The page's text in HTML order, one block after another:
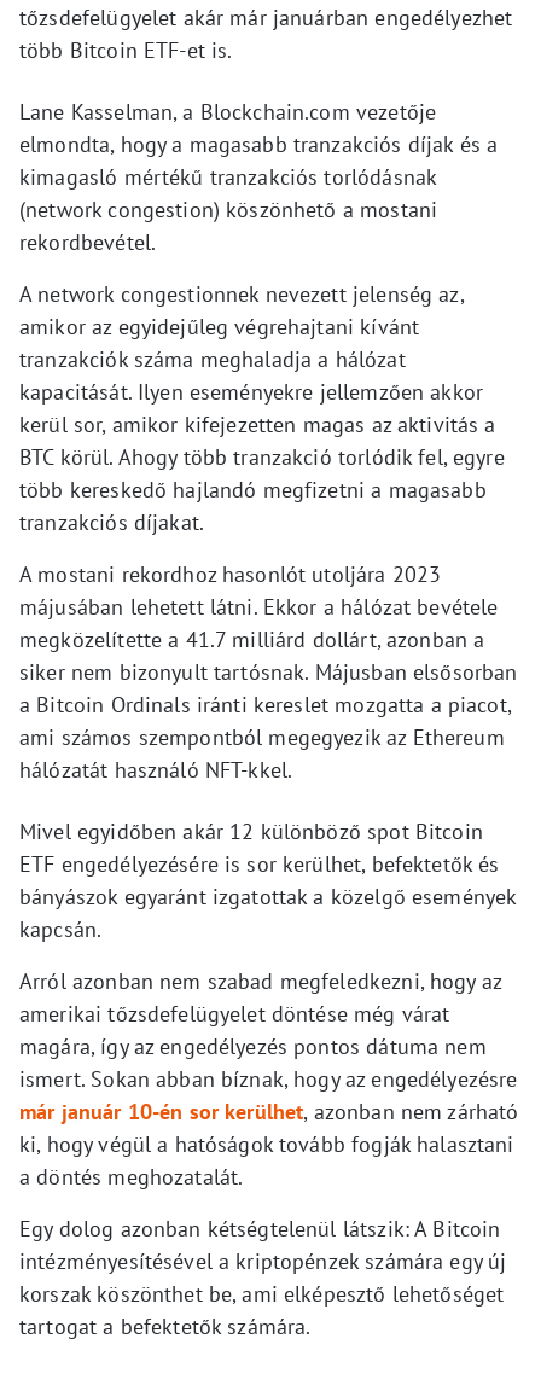
tőzsdefelügyelet akár már januárban engedélyezhet
több Bitcoin ETF-et is.
Lane Kasselman, a Blockchain.com vezetője
elmondta, hogy a magasabb tranzakciós díjak és a
kimagasló mértékű tranzakciós torlódásnak
(network congestion) köszönhető a mostani
rekordbevétel.
A network congestionnek nevezett jelenség az,
amikor az egyidejűleg végrehajtani kívánt
tranzakciók száma meghaladja a hálózat
kapacitását. Ilyen eseményekre jellemzően akkor
kerül sor, amikor kifejezetten magas az aktivitás a
BTC körül. Ahogy több tranzakció torlódik fel, egyre
több kereskedő hajlandó megfizetni a magasabb
tranzakciós díjakat.
A mostani rekordhoz hasonlót utoljára 2023
májusában lehetett látni. Ekkor a hálózat bevétele
megközelítette a 41.7 milliárd dollárt, azonban a
siker nem bizonyult tartósnak. Májusban elsősorban
a Bitcoin Ordinals iránti kereslet mozgatta a piacot,
ami számos szempontból megegyezik az Ethereum
hálózatát használó NFT-kkel.
Mivel egyidőben akár 12 különböző spot Bitcoin
ETF engedélyezésére is sor kerülhet, befektetők és
bányászok egyaránt izgatottak a közelgő események
kapcsán.
Arról azonban nem szabad megfeledkezni, hogy az
amerikai tőzsdefelügyelet döntése még várat
magára, így az engedélyezés pontos dátuma nem
ismert. Sokan abban bíznak, hogy az engedélyezésre
már január 10-én sor kerülhet, azonban nem zárható
ki, hogy végül a hatóságok tovább fogják halasztani
a döntés meghozatalát.
Egy dolog azonban kétségtelenül látszik: A Bitcoin
intézményesítésével a kriptopénzek számára egy új
korszak köszönthet be, ami elképesztő lehetőséget
tartogat a befektetők számára.